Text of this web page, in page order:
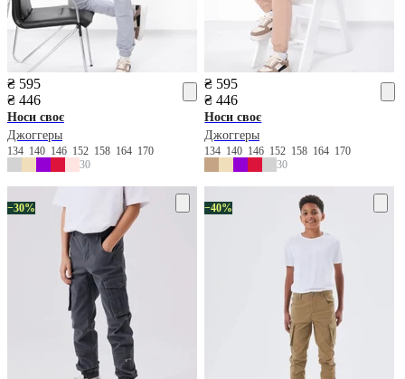
₴ 595
₴ 446
Носи своє
Джоггеры
134 140 146 152 158 164 170
30
₴ 595
₴ 446
Носи своє
Джоггеры
134 140 146 152 158 164 170
30
−30% −40%